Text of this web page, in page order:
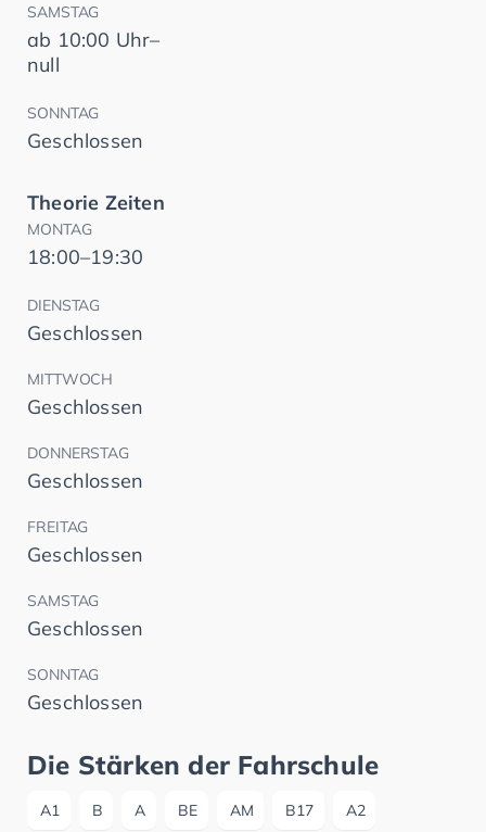
SAMSTAG
ab 10:00 Uhr–
null
SONNTAG
Geschlossen
Theorie Zeiten
MONTAG
18:00–19:30
DIENSTAG
Geschlossen
MITTWOCH
Geschlossen
DONNERSTAG
Geschlossen
FREITAG
Geschlossen
SAMSTAG
Geschlossen
SONNTAG
Geschlossen
Die Stärken der Fahrschule
A1 B A BE AM B17 A2